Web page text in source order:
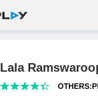
Lala